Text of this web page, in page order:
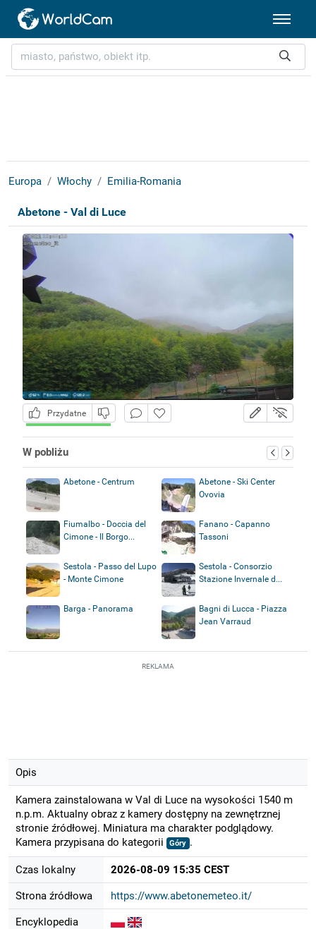
Europa Włochy Emilia-Romania
Abetone - Val di Luce
Przydatne
W pobliżu
Abetone - Centrum
Abetone - Ski Center
Ovovia
Fiumalbo - Doccia del
Cimone - Il Borgo...
Fanano - Capanno
Tassoni
Sestola - Passo del Lupo
- Monte Cimone
Sestola - Consorzio
Stazione Invernale d...
Barga - Panorama
Bagni di Lucca - Piazza
Jean Varraud
REKLAMA
Opis
Kamera zainstalowana w Val di Luce na wysokości 1540 m
n.p.m. Aktualny obraz z kamery dostępny na zewnętrznej
stronie źródłowej. Miniatura ma charakter podglądowy.
Kamera przypisana do kategorii
Góry .
Czas lokalny 2026-08-09 15:35 CEST
Strona źródłowa https://www.abetonemeteo.it/
Encyklopedia